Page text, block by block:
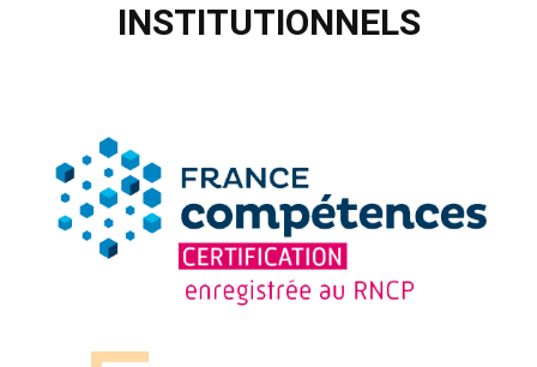
INSTITUTIONNELS